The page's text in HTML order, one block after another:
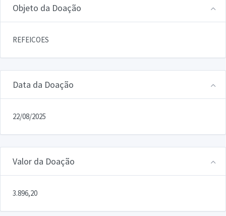
Objeto da Doação
REFEICOES
Data da Doação
22/08/2025
Valor da Doação
3.896,20